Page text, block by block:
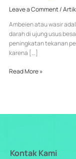
Leave a Comment/
Ambeien atau wasir
darah di ujung usus
peningkatan tekanan
karena […]
Read More »
Kontak Kami